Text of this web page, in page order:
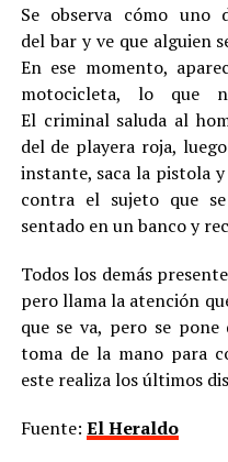
Se observa cómo
del bar y ve que alguien
En ese momento,
motocicleta, lo que
El criminal saluda al
del de playera roja,
instante, saca la pistola
contra el sujeto que
sentado en un banco y
Todos los demás
pero llama la atención
que se va, pero se
toma de la mano para
este realiza los últimos
Fuente: El Heraldo